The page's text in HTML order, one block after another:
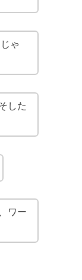
ゃ
した
ワー